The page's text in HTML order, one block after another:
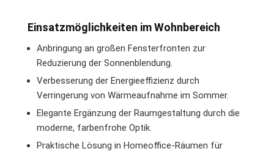
Einsatzmöglichkeiten im Wohnbereich
Anbringung an großen Fensterfronten zur
Reduzierung der Sonnenblendung.
Verbesserung der Energieeffizienz durch
Verringerung von Wärmeaufnahme im Sommer.
Elegante Ergänzung der Raumgestaltung durch die
moderne, farbenfrohe Optik.
Praktische Lösung in Homeoffice-Räumen für